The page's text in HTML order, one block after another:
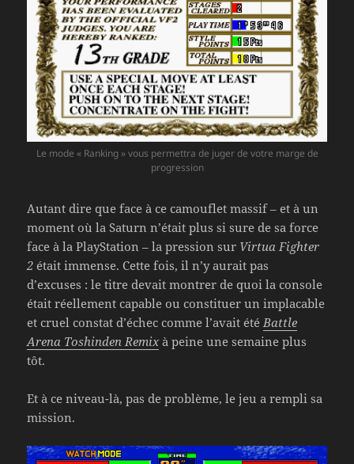
Le mode « Ranking » vous permettra de juger de votre marge de
progression
Autant dire que face à ce camouflet massif – et à un
moment où la Saturn n’était plus si sure de sa force
face à la PlayStation – la pression sur Virtua Fighter
2 était immense. Cette fois, il n’y aurait pas
d’excuses : le titre devait montrer de quoi la console
était réellement capable ou constituer un implacable
et cruel constat d’échec comme l’avait étéBattle
Arena Toshinden Remixà peine une semaine plus
tôt.
Et à ce niveau-là, pas de problème, le jeu a rempli sa
mission.